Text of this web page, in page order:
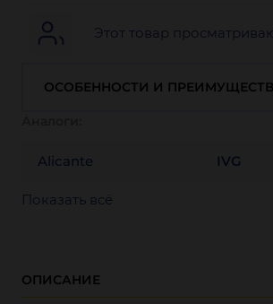
Этот товар
ОСОБЕННОСТИ И
Alicante IVG
Показать всё
ОПИСАНИЕ